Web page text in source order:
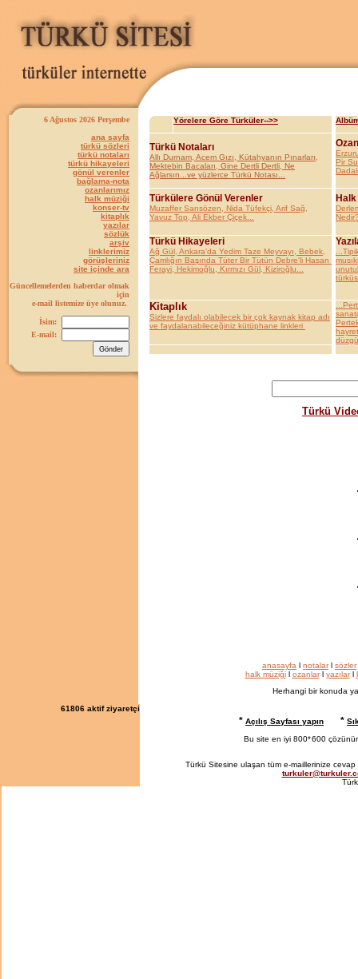
6 Ağustos 2026 Perşembe
ana sayfa
türkü sözleri
türkü notaları
türkü hikayeleri
gönül verenler
bağlama-nota
ozanlarımız
halk müziği
konser-tv
kitaplık
yazılar
sözlük
arşiv
linklerimiz
görüşleriniz
site içinde ara
Güncellemelerden haberdar olmak
için
e-mail listemize üye olunuz.
İsim:
E-mail:
Yörelere Göre Türküler-->>
Türkü Notaları
Allı Durnam, Acem Gızı, Kütahyanın Pınarları,
Mektebin Bacaları, Gine Dertli Dertli, Ne
Ağlarsın...ve yüzlerce Türkü Notası...
Pir
Türkülere Gönül Verenler
Muzaffer Sarısözen, Nida Tüfekçi, Arif Sağ,
Yavuz Top, Ali Ekber Çiçek...
Türkü Hikayeleri
Ağ Gül, Ankara'da Yedim Taze Meyvayı, Bebek,
Çamlığın Başında Tüter Bir Tütün Debre'li Hasan
Ferayi, Hekimoğlu, Kırmızı Gül, Kiziroğlu...
Kitaplık
Sizlere faydalı olabilecek bir çok kaynak kitap adı
ve faydalanabileceğiniz kütüphane linkleri
Türkü
anasayfa l notalarl sözler
halk müziğil ozanlarl yazılarl
Herhangi bir konuda
61806 aktif ziyaretçi
* Açılış Sayfası yapın *
Bu site en iyi 800*600
Türkü Sitesine ulaşan tüm e-maillerinize cevap